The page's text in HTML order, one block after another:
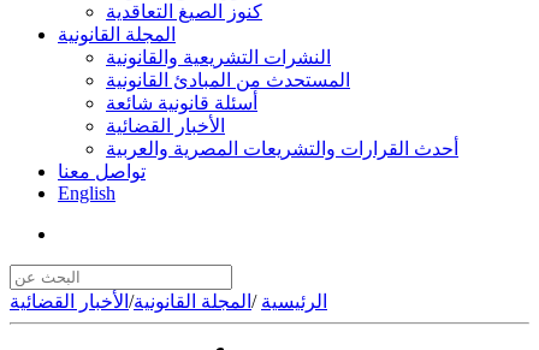
كنوز الصيغ التعاقدية
المجلة القانونية
النشرات التشريعية والقانونية
المستحدث من المبادئ القانونية
أسئلة قانونية شائعة
الأخبار القضائية
أحدث القرارات والتشريعات المصرية والعربية
تواصل معنا
English
الرئيسية / المجلة القانونية/ الأخبار القضائية